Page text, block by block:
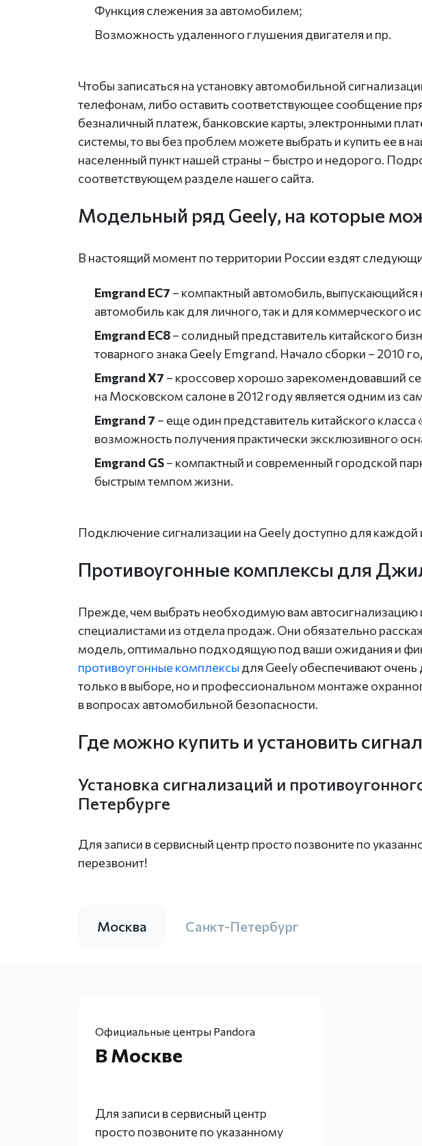
Функция слежения за автомобилем;
Возможность удаленного глушения двигателя и пр.
Чтобы записаться на установку автомобильной
телефонам, либо оставить соответствующее сообщение
безналичный платеж, банковские карты, электронными
системы, то вы без проблем можете выбрать и купить ее в
населенный пункт нашей страны – быстро и недорого.
соответствующем разделе нашего сайта.
Модельный ряд Geely, на которые
В настоящий момент по территории России ездят
Emgrand EC7 – компактный автомобиль,
автомобиль как для личного, так и для коммерческого
Emgrand EC8– солидный представитель китайского
товарного знака Geely Emgrand. Начало сборки – 2010
Emgrand X7 – кроссовер хорошо зарекомендовавший
на Московском салоне в 2012 году является одним из
Emgrand 7 – еще один представитель китайского
возможность получения практически эксклюзивного
Emgrand GS– компактный и современный городской
быстрым темпом жизни.
Подключение сигнализации на Geely доступно для
Противоугонные комплексы для
Прежде, чем выбрать необходимую вам автосигнализацию
специалистами из отдела продаж. Они обязательно
модель, оптимально подходящую под ваши ожидания и
противоугонные комплексы для Geely обеспечивают
только в выборе, но и профессиональном монтаже
в вопросах автомобильной безопасности.
Где можно купить и установить
Установка сигнализаций и
Петербурге
Для записи в сервисный центр просто позвоните по
перезвонит!
Москва Санкт-Петербург
Официальные центры Pandora
В Москве
Для записи в сервисный центр
просто позвоните по указанному